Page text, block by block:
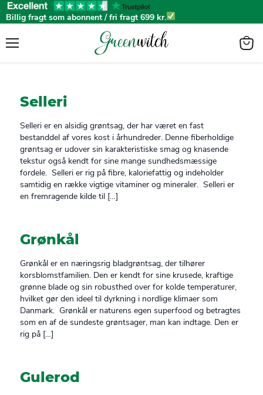
Billig fragt som abonnent / fri fragt 699 kr.
Selleri
Selleri er en alsidig grøntsag, der har været en fast
bestanddel af vores kost i århundreder. Denne fiberholdige
grøntsag er udover sin karakteristiske smag og knasende
tekstur også kendt for sine mange sundhedsmæssige
fordele. Selleri er rig på fibre, kaloriefattig og indeholder
samtidig en række vigtige vitaminer og mineraler. Selleri er
en fremragende kilde til […]
Grønkål
Grønkål er en næringsrig bladgrøntsag, der tilhører
korsblomstfamilien. Den er kendt for sine krusede, kraftige
grønne blade og sin robusthed over for kolde temperaturer,
hvilket gør den ideel til dyrkning i nordlige klimaer som
Danmark. Grønkål er naturens egen superfood og betragtes
som en af de sundeste grøntsager, man kan indtage. Den er
rig på […]
Gulerod